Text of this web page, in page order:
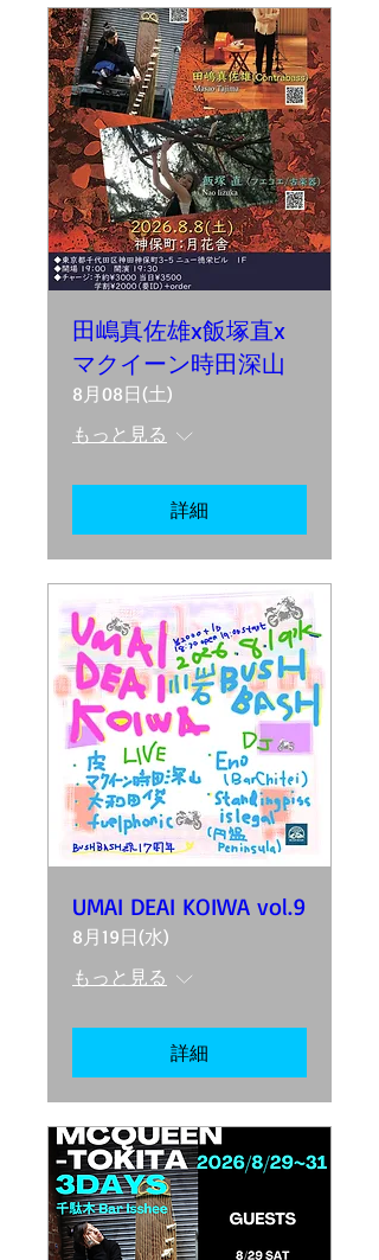
田嶋真佐雄x飯塚直x
マクイーン時田深山
8月08日(土)
もっと見る
詳細
UMAI DEAI KOIWA vol.9
8月19日(水)
もっと見る
詳細